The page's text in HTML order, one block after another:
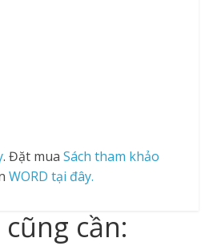
. Đặt muaSách tham khảo
WORD tại đây.
cần: